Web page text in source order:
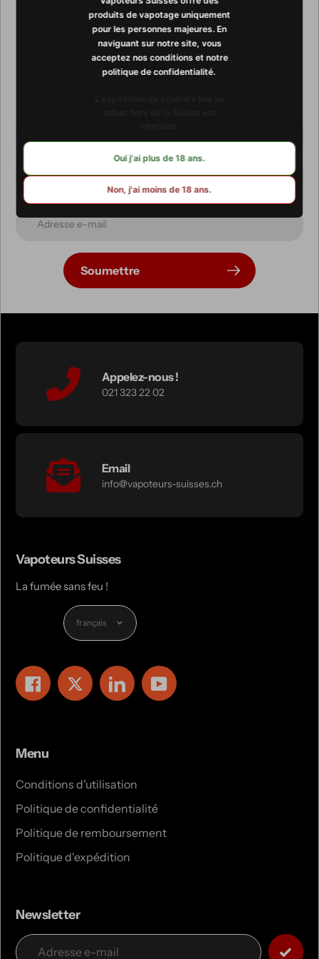
newsletter
Promotions, nouveautés et ventes exclusives. Recevez-les
Soumettre
Appelez-nous !
021 323 22 02
Email
info@vapoteurs-suisses.ch
Vapoteurs Suisses
La fumée sans feu !
Langue
français
FacebookTwitterLinkedInYouTube
Menu
Conditions d'utilisation
Politique de confidentialité
Politique de remboursement
Politique d'expédition
Newsletter
produits de vapotage uniquement
pour les personnes majeures. En
naviguant sur notre site, vous
acceptez nos conditions et notre
politique de confidentialité. ​​
Oui j'ai plus de 18 ans.
Non, j'ai moins de 18 ans.